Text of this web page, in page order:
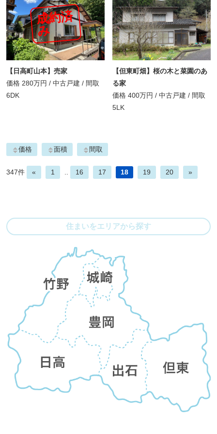
成
約
済
み
【日高町山本】売家
価格 280万円 / 中古戸建 / 間取
6DK
【但東町畑】桜の木と菜園のあ
る家
価格 400万円 / 中古戸建 / 間取
5LK
価格 面積 間取
347件 « 1 .. 16 17 18 19 20 »
住まいをエリアから探す